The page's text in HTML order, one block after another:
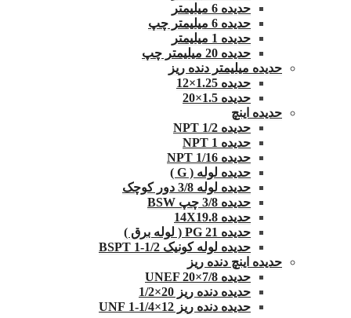
حدیده 6 میلیمتر
حدیده 6 میلیمتر چپ
حدیده 1 میلیمتر
حدیده 20 میلیمتر چپ
حدیده میلیمتر دنده ریز
حدیده 1.25×12
حدیده 1.5×20
حدیده اینچ
حدیده 1/2 NPT
حدیده NPT 1
حدیده 1/16 NPT
حدیده لوله ( G )
حدیده لوله 3/8 دور کوچک
حدیده 3/8 چپ BSW
حدیده 14X19.8
حدیده 21 PG ( لوله برق )
حدیده لوله کونیک 1/2-1 BSPT
حدیده اینچ دنده ریز
حدیده UNEF 20×7/8
حدیده دنده ریز 20×1/2
حدیده دنده ریز 12×1/4-1 UNF